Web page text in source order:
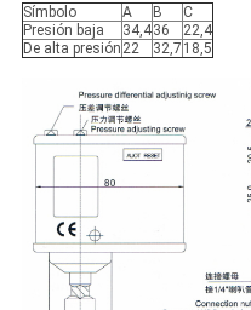
Símbolo A B
C
Presión baja
34,436
22,4
De alta presión 22 32,7 18,5